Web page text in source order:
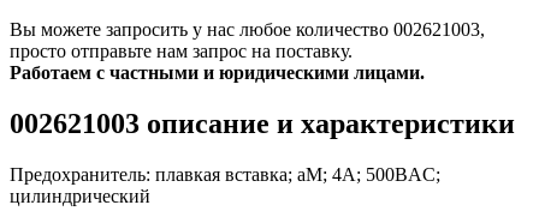
Вы можете запросить у нас любое количество 002621003,
просто отправьте нам запрос на поставку.
Работаем с частными и юридическими лицами.
002621003 описание и характеристики
Предохранитель: плавкая вставка; aM; 4А; 500ВAC;
цилиндрический